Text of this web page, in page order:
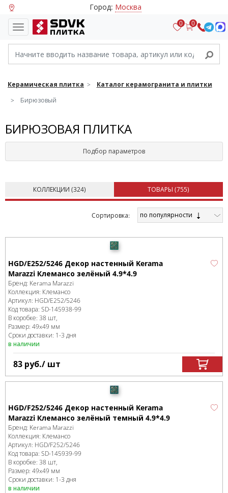
Город: Москва
0 0
Керамическая плитка
Каталог керамогранита и плитки
Бирюзовый
БИРЮЗОВАЯ ПЛИТКА
Подбор параметров
КОЛЛЕКЦИИ (324) ТОВАРЫ (755)
Cортировка: по популярности
HGD/E252/5246 Декор настенный Kerama
Marazzi Клемансо зелёный 4.9*4.9
Бренд: Kerama Marazzi
Коллекция: Клемансо
Артикул: HGD/E252/5246
Код товара: SD-145938-99
В коробке: 38 шт,
Размер: 49x49 мм
Сроки доставки: 1-3 дня
в наличии
83 руб./ шт
HGD/F252/5246 Декор настенный Kerama
Marazzi Клемансо зелёный темный 4.9*4.9
Бренд: Kerama Marazzi
Коллекция: Клемансо
Артикул: HGD/F252/5246
Код товара: SD-145939-99
В коробке: 38 шт,
Размер: 49x49 мм
Сроки доставки: 1-3 дня
в наличии